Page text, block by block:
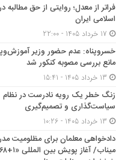
فراتر از معدل؛ روایتی از حق
اسلامی ایران
خسروپناه: عدم حضور وزیر
مانع بررسی مصوبه کنکور شد
زنگ خطر یک رویه نادرست در نظام
سیاست‌گذاری و تصمیم‌گیری
دادخواهی معلمان برای مظلومیت